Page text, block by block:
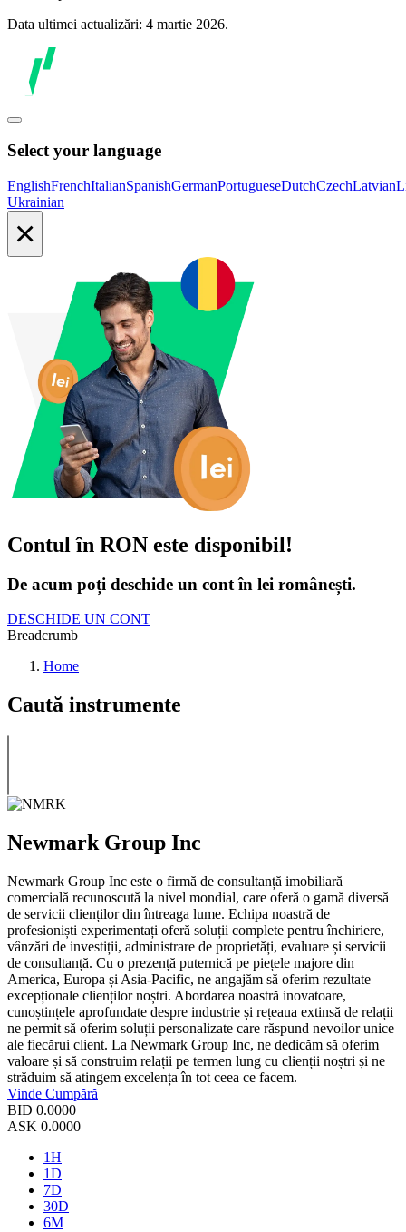
Data ultimei actualizări: 4 martie 2026.
Select your language
EnglishFrenchItalianSpanishGermanPortugueseDutchCzechLatvian
Ukrainian
×
Contul în RON este disponibil!
De acum poți deschide un cont în lei românești.
DESCHIDE UN CONT
Breadcrumb
Home
Caută instrumente
Newmark Group Inc
Newmark Group Inc este o firmă de consultanță imobiliară
comercială recunoscută la nivel mondial, care oferă o gamă diversă
de servicii clienților din întreaga lume. Echipa noastră de
profesioniști experimentați oferă soluții complete pentru închiriere,
vânzări de investiții, administrare de proprietăți, evaluare și servicii
de consultanță. Cu o prezență puternică pe piețele majore din
America, Europa și Asia-Pacific, ne angajăm să oferim rezultate
excepționale clienților noștri. Abordarea noastră inovatoare,
cunoștințele aprofundate despre industrie și rețeaua extinsă de relații
ne permit să oferim soluții personalizate care răspund nevoilor unice
ale fiecărui client. La Newmark Group Inc, ne dedicăm să oferim
valoare și să construim relații pe termen lung cu clienții noștri și ne
străduim să atingem excelența în tot ceea ce facem.
Vinde Cumpără
BID 0.0000
ASK 0.0000
1H
1D
7D
30D
6M